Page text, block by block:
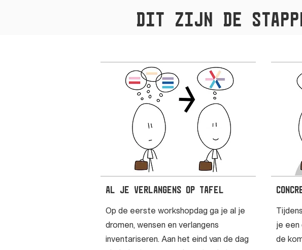
Dit zijn de
al je verlangens op tafel
Op de eerste workshopdag ga je al je
dromen, wensen en verlangens
inventariseren. Aan het eind van de dag
je
de